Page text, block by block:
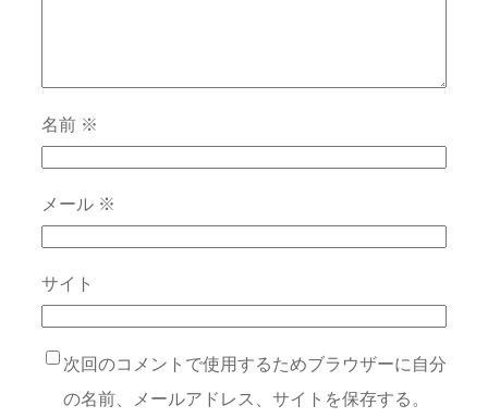
名前 ※
メール ※
サイト
次回のコメントで使用するためブラウザーに自分
の名前、メールアドレス、サイトを保存する。